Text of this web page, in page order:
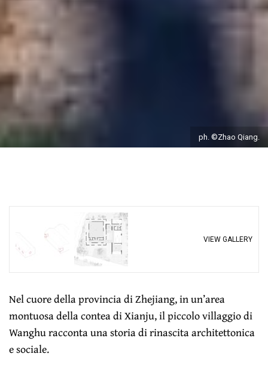
ph. ©Zhao Qiang.
VIEW GALLERY
Nel cuore della provincia di Zhejiang, in un’area
montuosa della contea di Xianju, il piccolo villaggio di
Wanghu racconta una storia di rinascita architettonica
e sociale.